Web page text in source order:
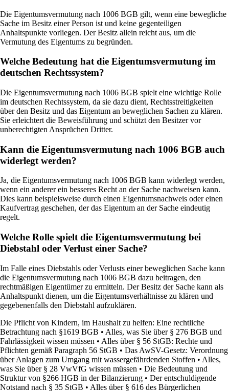
Die Eigentumsvermutung nach 1006 BGB gilt, wenn eine bewegliche
Sache im Besitz einer Person ist und keine gegenteiligen
Anhaltspunkte vorliegen. Der Besitz allein reicht aus, um die
Vermutung des Eigentums zu begründen.
Welche Bedeutung hat die Eigentumsvermutung im
deutschen Rechtssystem?
Die Eigentumsvermutung nach 1006 BGB spielt eine wichtige Rolle
im deutschen Rechtssystem, da sie dazu dient, Rechtsstreitigkeiten
über den Besitz und das Eigentum an beweglichen Sachen zu klären.
Sie erleichtert die Beweisführung und schützt den Besitzer vor
unberechtigten Ansprüchen Dritter.
Kann die Eigentumsvermutung nach 1006 BGB auch
widerlegt werden?
Ja, die Eigentumsvermutung nach 1006 BGB kann widerlegt werden,
wenn ein anderer ein besseres Recht an der Sache nachweisen kann.
Dies kann beispielsweise durch einen Eigentumsnachweis oder einen
Kaufvertrag geschehen, der das Eigentum an der Sache eindeutig
regelt.
Welche Rolle spielt die Eigentumsvermutung bei
Diebstahl oder Verlust einer Sache?
Im Falle eines Diebstahls oder Verlusts einer beweglichen Sache kann
die Eigentumsvermutung nach 1006 BGB dazu beitragen, den
rechtmäßigen Eigentümer zu ermitteln. Der Besitz der Sache kann als
Anhaltspunkt dienen, um die Eigentumsverhältnisse zu klären und
gegebenenfalls den Diebstahl aufzuklären.
Die Pflicht von Kindern, im Haushalt zu helfen: Eine rechtliche
Betrachtung nach §1619 BGB • Alles, was Sie über § 276 BGB und
Fahrlässigkeit wissen müssen • Alles über § 56 StGB: Rechte und
Pflichten gemäß Paragraph 56 StGB • Das AwSV-Gesetz: Verordnung
über Anlagen zum Umgang mit wassergefährdenden Stoffen • Alles,
was Sie über § 28 VwVfG wissen müssen • Die Bedeutung und
Struktur von §266 HGB in der Bilanzierung • Der entschuldigende
Notstand nach § 35 StGB • Alles über § 616 des Bürgerlichen